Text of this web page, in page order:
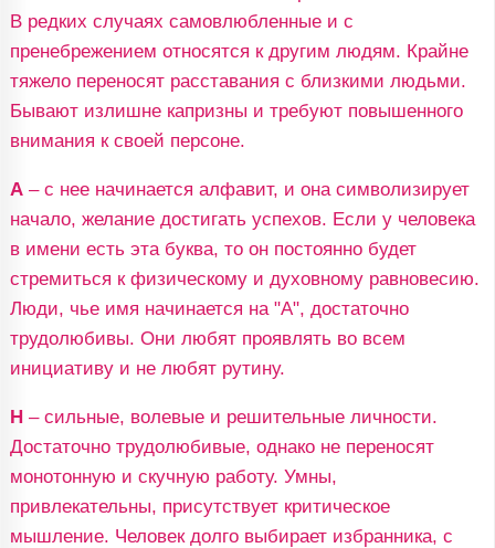
В редких случаях самовлюбленные и с
пренебрежением относятся к другим людям. Крайне
тяжело переносят расставания с близкими людьми.
Бывают излишне капризны и требуют повышенного
внимания к своей персоне.
А– с нее начинается алфавит, и она символизирует
начало, желание достигать успехов. Если у человека
в имени есть эта буква, то он постоянно будет
стремиться к физическому и духовному равновесию.
Люди, чье имя начинается на "А", достаточно
трудолюбивы. Они любят проявлять во всем
инициативу и не любят рутину.
Н– сильные, волевые и решительные личности.
Достаточно трудолюбивые, однако не переносят
монотонную и скучную работу. Умны,
привлекательны, присутствует критическое
мышление. Человек долго выбирает избранника, с